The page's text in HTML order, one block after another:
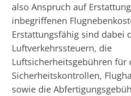
also Anspruch auf
inbegriffenen
Erstattungsfähig sind dabei
Luftverkehrssteuern, die
Luftsicherheitsgebühren für
Sicherheitskontrollen,
sowie die